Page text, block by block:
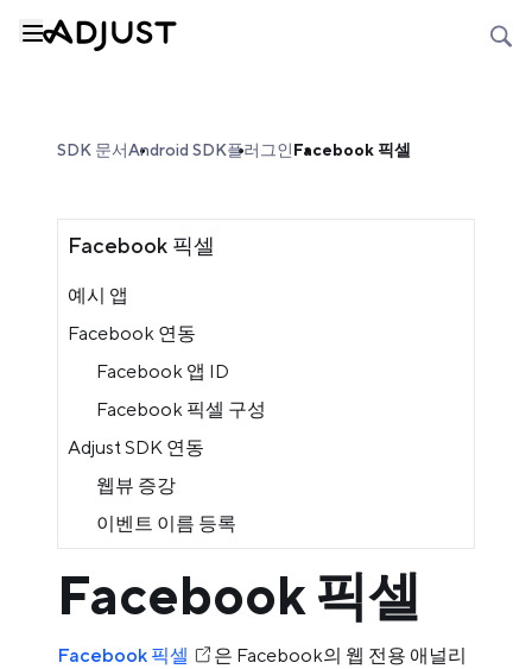
SDK 문서Android SDK플러그인Facebook 픽셀
Facebook 픽셀
예시 앱
Facebook 연동
Facebook 앱 ID
Facebook 픽셀 구성
Adjust SDK 연동
웹뷰 증강
이벤트 이름 등록
Facebook 픽셀
Facebook 픽셀
은 Facebook의 웹 전용 애널리